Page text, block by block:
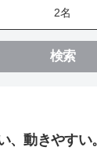
検索
、動きやす